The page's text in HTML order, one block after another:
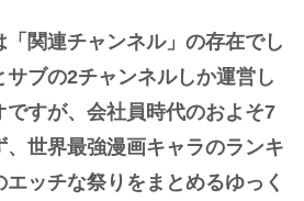
関連チャンネル」の存在でし
ブの2チャンネルしか運営し
すが、会社員時代のおよそ7
世界最強漫画キャラのランキ
ッチな祭りをまとめるゆっく